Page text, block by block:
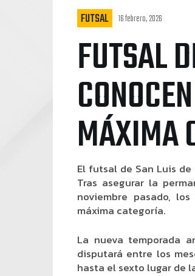
FUTSAL 16 febrero, 2026
FUTSAL
MÁXIMA
El futsal de San Luis
Tras asegurar la
noviembre pasado,
máxima categoría.
La nueva temporada
disputará entre los
hasta el sexto lugar de